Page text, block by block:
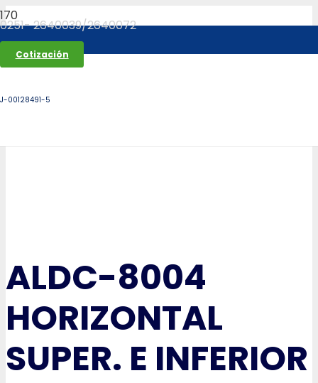
0251- 2640039/2640072
Cotización
J-00128491-5
ALDC-8004
HORIZONTAL
SUPER. E INFERIOR